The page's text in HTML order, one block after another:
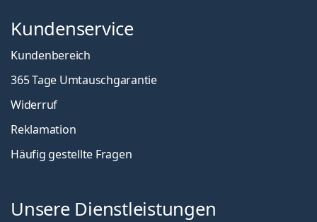
Kundenservice
Kundenbereich
365 Tage Umtauschgarantie
Widerruf
Reklamation
Häufig gestellte Fragen
Unsere Dienstleistungen